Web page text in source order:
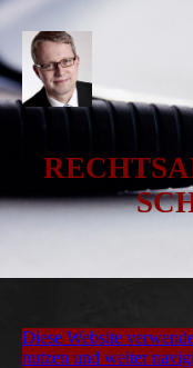
seit
Diese Website
nutzen und weiter